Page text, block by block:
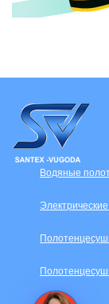
Водяные